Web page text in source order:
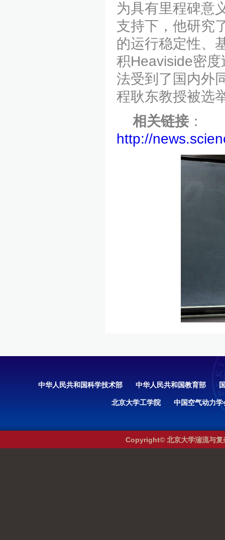
为具有里程碑意
支持下，他研究
的运行稳定性、
积Heaviside密
法受到了国内外
程耿东教授被选
相关链接 ：
http://
中华人民共和国科学技术部 中华人民共和国教育部
北京大学工学院 中国空气动力学
Copyright© 北京大学湍流与